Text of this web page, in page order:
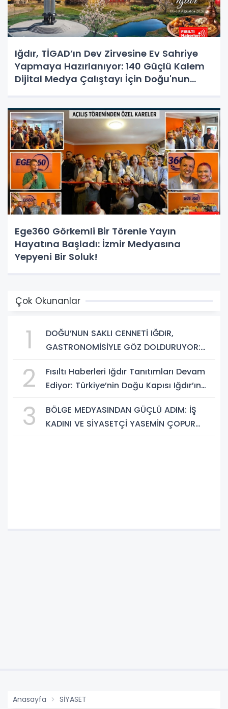
Iğdır, TİGAD’ın Dev Zirvesine Ev Sahriye
Yapmaya Hazırlanıyor: 140 Güçlü Kalem
Dijital Medya Çalıştayı İçin Doğu'nun
Ege360 Görkemli Bir Törenle Yayın
Hayatına Başladı: İzmir Medyasına
Yepyeni Bir Soluk!
Çok Okunanlar
1
DOĞU’NUN SAKLI CENNETİ IĞDIR,
GASTRONOMİSİYLE GÖZ DOLDURUYOR:
BULUŞMA NOKTASI
2
Fısıltı Haberleri Iğdır Tanıtımları Devam
Ediyor: Türkiye’nin Doğu Kapısı Iğdır’ın
3
BÖLGE MEDYASINDAN GÜÇLÜ ADIM: İŞ
KADINI VE SİYASETÇİ YASEMİN ÇOPUR
Anasayfa SİYASET